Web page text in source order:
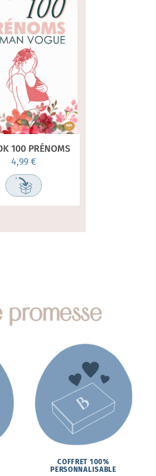
100 PRÉNOMS
4,99 €
promesse
COFFRET 100%
PERSONNALISABLE